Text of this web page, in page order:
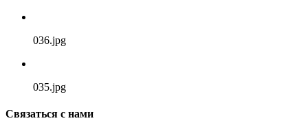
036.jpg
035.jpg
Связаться с нами